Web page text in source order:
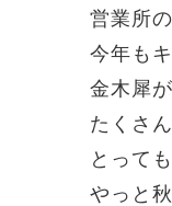
営業所
今年も
金木犀が
たくさ
とって
やっと